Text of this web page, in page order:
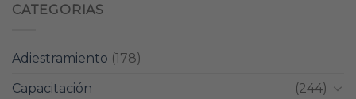
CATEGORIAS
Adiestramiento (178)
Capacitación
(244)